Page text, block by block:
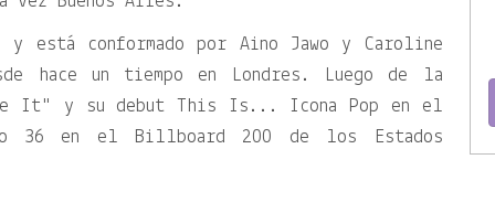
y está conformado por Aino Jawo y Caroline
hace un tiempo en Londres. Luego de la
It
y su debut This Is... Icona Pop en el
36 en el Billboard 200 de los Estados